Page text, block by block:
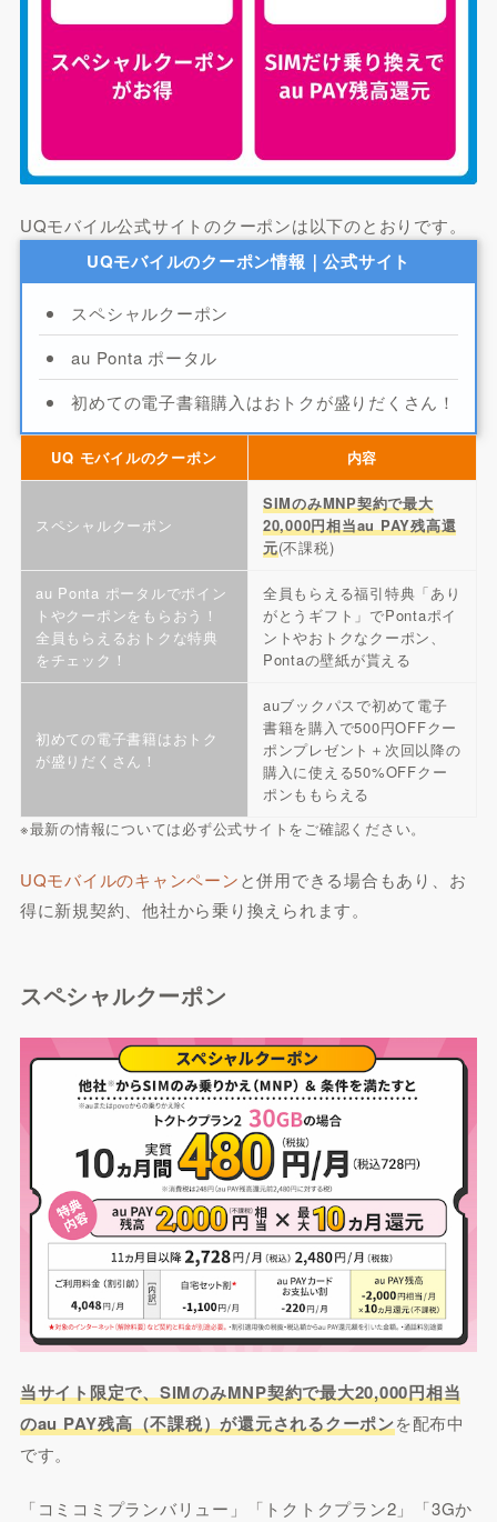
UQモバイル公式サイトのクーポンは以下のとおりです。
UQモバイルのクーポン情報｜公式サイト
スペシャルクーポン
au Ponta ポータル
初めての電子書籍購入はおトクが盛りだくさん！
UQ モバイルのクーポン 内容
スペシャルクーポン
SIMのみMNP契約で最大
20,000円相当au PAY残高還
元(不課税)
au Ponta ポータルでポイン
トやクーポンをもらおう！
全員もらえるおトクな特典
をチェック！
全員もらえる福引特典「あり
がとうギフト」でPontaポイ
ントやおトクなクーポン、
Pontaの壁紙が貰える
初めての電子書籍はおトク
が盛りだくさん！
auブックパスで初めて電子
書籍を購入で500円OFFクー
ポンプレゼント＋次回以降の
購入に使える50%OFFクー
ポンももらえる
※最新の情報については必ず公式サイトをご確認ください。
UQモバイルのキャンペーンと併用できる場合もあり、お
得に新規契約、他社から乗り換えられます。
スペシャルクーポン
当サイト限定で、SIMのみMNP契約で最大20,000円相当
のau PAY残高（不課税）が還元されるクーポンを配布中
です。
「コミコミプランバリュー」「トクトクプラン2」「3Gか